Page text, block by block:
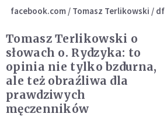
facebook.com / Tomasz Terlikowski / df
Tomasz Terlikowski o
słowach o. Rydzyka: to
opinia nie tylko bzdurna,
ale też obraźliwa dla
prawdziwych
męczenników